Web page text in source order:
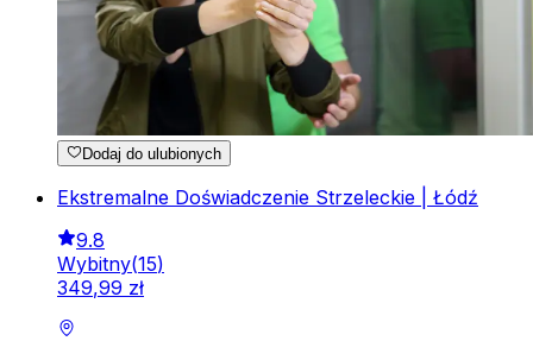
Dodaj do ulubionych
Ekstremalne Doświadczenie Strzeleckie | Łódź
9.8
Wybitny(15)
349,99 zł